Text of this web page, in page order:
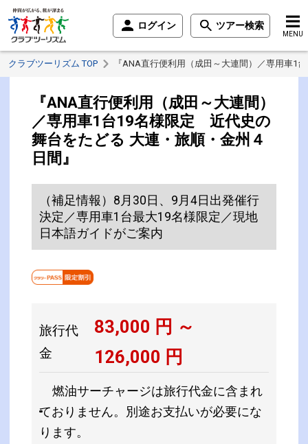
ログイン ツアー検索
MENU
クラブツーリズム TOP 『ANA直行便利用（成田～大連間）／専用車
『ANA直行便利用（成田～大連間）
／専用車1台19名様限定 近代史の
舞台をたどる 大連・旅順・金州４
日間』
（補足情報）8月30日、9月4日出発催行
決定／専用車1台最大19名様限定／現地
日本語ガイドがご案内
旅行代
金
83,000 円 ～
126,000 円
燃油サーチャージは旅行代金に含まれ
ておりません。別途お支払いが必要にな
ります。